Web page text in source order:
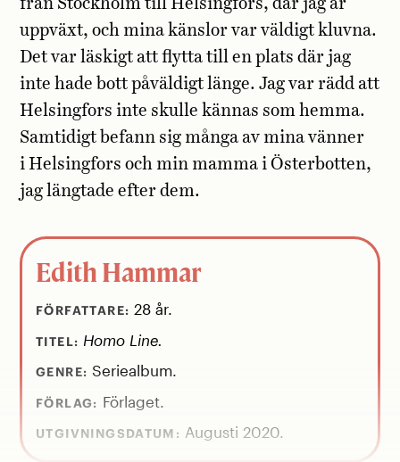
från Stockholm till Helsingfors, där jag är
uppväxt, och mina känslor var väldigt kluvna.
Det var läskigt att flytta till en plats där jag
inte hade bott påväldigt länge. Jag var rädd att
Helsingfors inte skulle kännas som hemma.
Samtidigt befann sig många av mina vänner
i Helsingfors och min mamma i Öster­botten,
jag längtade efter dem.
Edith Hammar
FÖRFATTARE: 28 år.
TITEL: Homo Line.
GENRE: Seriealbum.
FÖRLAG: Förlaget.
UTGIVNINGSDATUM: Augusti 2020.